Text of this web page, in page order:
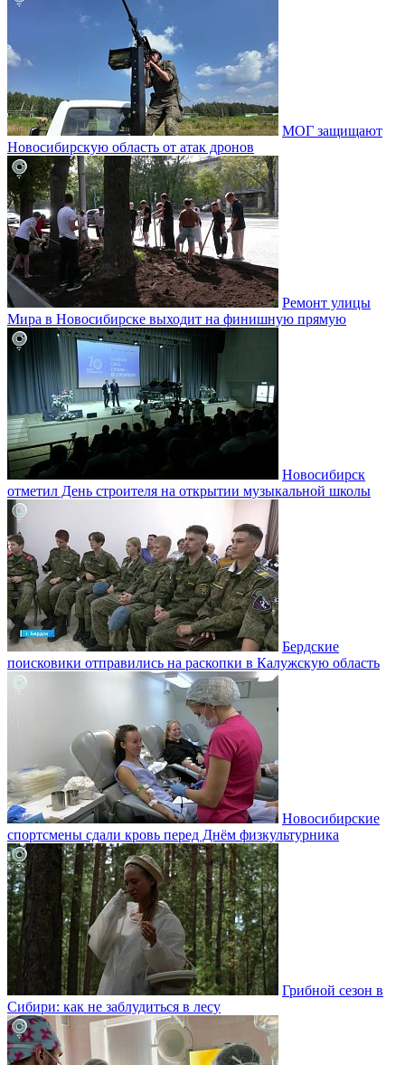
МОГ защищают
Новосибирскую область от атак дронов
Ремонт улицы
Мира в Новосибирске выходит на финишную прямую
Новосибирск
отметил День строителя на открытии музыкальной школы
Бердские
поисковики отправились на раскопки в Калужскую область
Новосибирские
спортсмены сдали кровь перед Днём физкультурника
Грибной сезон в
Сибири: как не заблудиться в лесу